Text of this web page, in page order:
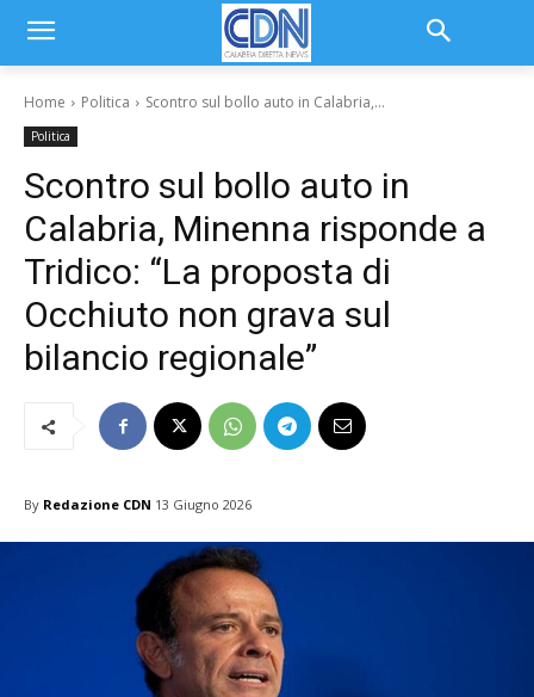
Home Politica Scontro sul bollo auto in Calabria,...
Politica
Scontro sul bollo auto in
Calabria, Minenna risponde a
Tridico: “La proposta di
Occhiuto non grava sul
bilancio regionale”
By Redazione CDN 13 Giugno 2026